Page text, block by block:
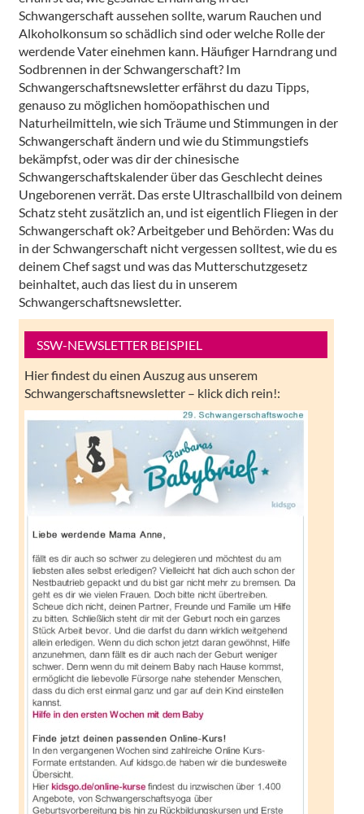
Schwangerschaft aussehen sollte, warum Rauchen und
Alkoholkonsum so schädlich sind oder welche Rolle der
werdende Vater einehmen kann. Häufiger Harndrang und
Sodbrennen in der Schwangerschaft? Im
Schwangerschaftsnewsletter erfährst du dazu Tipps,
genauso zu möglichen homöopathischen und
Naturheilmitteln, wie sich Träume und Stimmungen in der
Schwangerschaft ändern und wie du Stimmungstiefs
bekämpfst, oder was dir der chinesische
Schwangerschaftskalender über das Geschlecht deines
Ungeborenen verrät. Das erste Ultraschallbild von deinem
Schatz steht zusätzlich an, und ist eigentlich Fliegen in der
Schwangerschaft ok? Arbeitgeber und Behörden: Was du
in der Schwangerschaft nicht vergessen solltest, wie du es
deinem Chef sagst und was das Mutterschutzgesetz
beinhaltet, auch das liest du in unserem
Schwangerschaftsnewsletter.
SSW-NEWSLETTER BEISPIEL
Hier findest du einen Auszug aus unserem
Schwangerschaftsnewsletter – klick dich rein!: